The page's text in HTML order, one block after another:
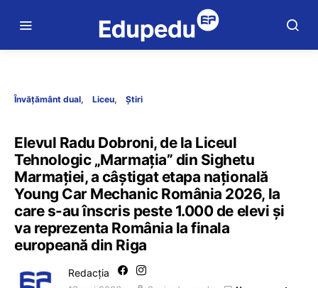
Învățământ dual Liceu Știri
Elevul Radu Dobroni, de la Liceul
Tehnologic „Marmația” din Sighetu
Marmației, a câștigat etapa națională
Young Car Mechanic România 2026, la
care s-au înscris peste 1.000 de elevi și
va reprezenta România la finala
europeană din Riga
Redacția